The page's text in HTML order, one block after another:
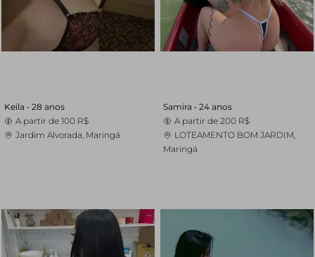
Keila • 28 anos
A partir de 100 R$
Jardim Alvorada, Maringá
Samira • 24 anos
A partir de 200 R$
LOTEAMENTO BOM JARDIM,
Maringá